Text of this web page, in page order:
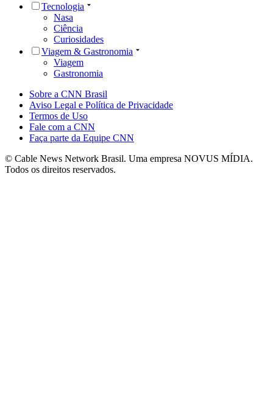
Tecnologia
Nasa
Ciência
Curiosidades
Viagem & Gastronomia
Viagem
Gastronomia
Sobre a CNN Brasil
Aviso Legal e Política de Privacidade
Termos de Uso
Fale com a CNN
Faça parte da Equipe CNN
© Cable News Network Brasil. Uma empresa NOVUS MÍDIA.
Todos os direitos reservados.